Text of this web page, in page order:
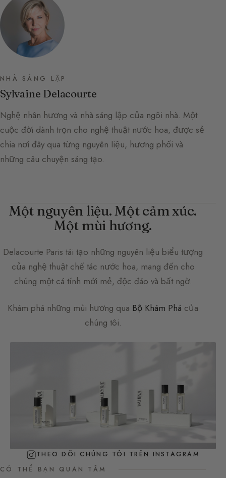
NHÀ SÁNG LẬP
Sylvaine Delacourte
Nghệ nhân hương và nhà sáng lập của ngôi nhà. Một
cuộc đời dành trọn cho nghệ thuật nước hoa, được sẻ
chia nơi đây qua từng nguyên liệu, hương phối và
những câu chuyện sáng tạo.
Một nguyên liệu. Một cảm xúc.
Một mùi hương.
Delacourte Paris tái tạo những nguyên liệu biểu tượng
của nghệ thuật chế tác nước hoa, mang đến cho
chúng một cá tính mới mẻ, độc đáo và bất ngờ.
Khám phá những mùi hương qua Bộ Khám Phá của
chúng tôi.
THEO DÕI CHÚNG TÔI TRÊN INSTAGRAM
CÓ THỂ BẠN QUAN TÂM